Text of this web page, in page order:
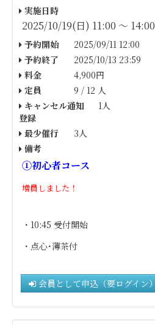
実施日時
2025/10/19(日) 11:00 〜 14:00
予約開始
2025/09/11 12:00
予約終了
2025/10/13 23:59
料金
4,900円
定員
9 / 12 人
キャンセル通知
登録
1人
最少催行
3人
備考
①初心者コース
増員しました！
・10:45 受付開始
・点心･薄茶付
会員として申込（要ログイン）